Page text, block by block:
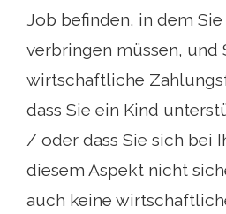
Job befinden, in dem
verbringen müssen, und
wirtschaftliche
dass Sie ein Kind
/ oder dass Sie sich bei
diesem Aspekt nicht
auch keine